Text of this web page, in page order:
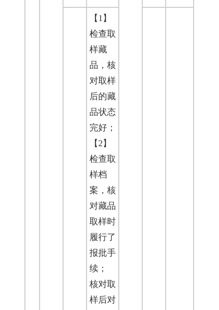
【1】
检查取
样藏
品，核
对取样
后的藏
品状态
完好；
【2】
检查取
样档
案，核
对藏品
取样时
履行了
报批手
续；
核对取
样后对